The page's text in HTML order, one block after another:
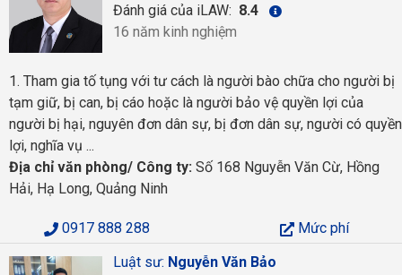
Đánh giá của iLAW: 8.4
16 năm kinh nghiệm
1. Tham gia tố tụng với tư cách là người bào chữa cho người bị
tạm giữ, bị can, bị cáo hoặc là người bảo vệ quyền lợi của
người bị hại, nguyên đơn dân sự, bị đơn dân sự, người có quyền
lợi, nghĩa vụ ...
Địa chỉ văn phòng/ Công ty: Số 168 Nguyễn Văn Cừ, Hồng
Hải, Hạ Long, Quảng Ninh
0917 888 288
Mức phí
Luật sư: Nguyễn Văn Bảo